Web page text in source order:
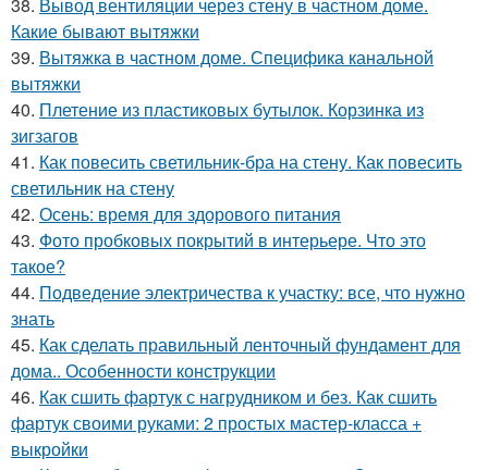
38. Вывод вентиляции через стену в частном доме.
Какие бывают вытяжки
39. Вытяжка в частном доме. Специфика канальной
вытяжки
40. Плетение из пластиковых бутылок. Корзинка из
зигзагов
41. Как повесить светильник-бра на стену. Как повесить
светильник на стену
42. Осень: время для здорового питания
43. Фото пробковых покрытий в интерьере. Что это
такое?
44. Подведение электричества к участку: все, что нужно
знать
45. Как сделать правильный ленточный фундамент для
дома.. Особенности конструкции
46. Как сшить фартук с нагрудником и без. Как сшить
фартук своими руками: 2 простых мастер-класса +
выкройки